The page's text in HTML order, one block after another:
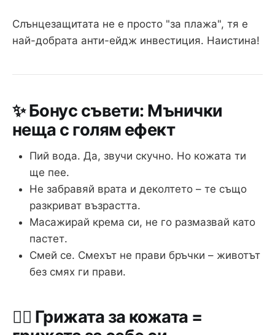
Слънцезащитата не е просто "за плажа", тя е
най-добрата анти-ейдж инвестиция. Наистина!
✨ Бонус съвети: Мънички
неща с голям ефект
Пий вода. Да, звучи скучно. Но кожата ти
ще пее.
Не забравяй врата и деколтето – те също
разкриват възрастта.
Масажирай крема си, не го размазвай като
пастет.
Смей се. Смехът не прави бръчки – животът
без смях ги прави.
🧘‍♀️ Грижата за кожата =